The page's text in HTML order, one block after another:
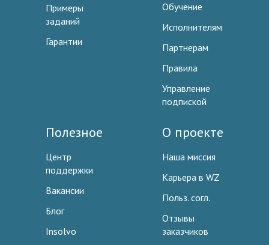
Примеры
заданий
Гарантии
Обучение
Исполнителям
Партнерам
Правила
Управление
подпиской
Полезное
Центр
поддержки
Вакансии
Блог
Insolvo
О проекте
Наша миссия
Карьера в WZ
Польз. согл.
Отзывы
заказчиков